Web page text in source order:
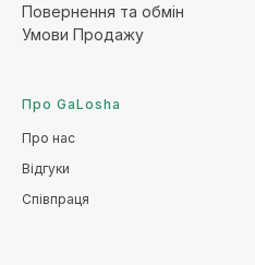
Повернення та обмін
Умови Продажу
Про GaLosha
Про нас
Відгуки
Співпраця